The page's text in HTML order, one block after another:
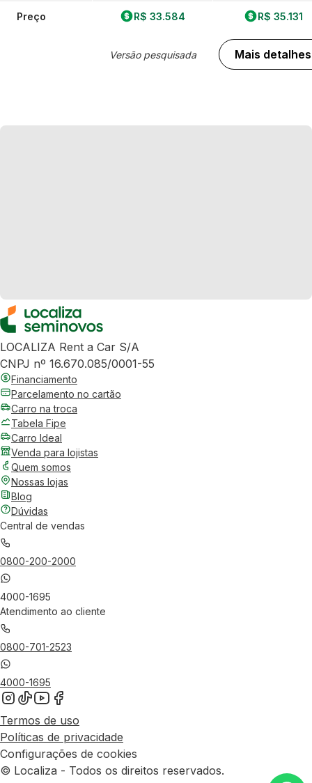
Preço R$ 33.584
Versão pesquisada
R$ 35.131
Mais detalhes
LOCALIZA Rent a Car S/A
CNPJ nº 16.670.085/0001-55
Financiamento
Parcelamento no cartão
Carro na troca
Tabela Fipe
Carro Ideal
Venda para lojistas
Quem somos
Nossas lojas
Blog
Dúvidas
Central de vendas
0800-200-2000
4000-1695
Atendimento ao cliente
0800-701-2523
4000-1695
Termos de uso
Políticas de privacidade
Configurações de cookies
© Localiza - Todos os direitos reservados.